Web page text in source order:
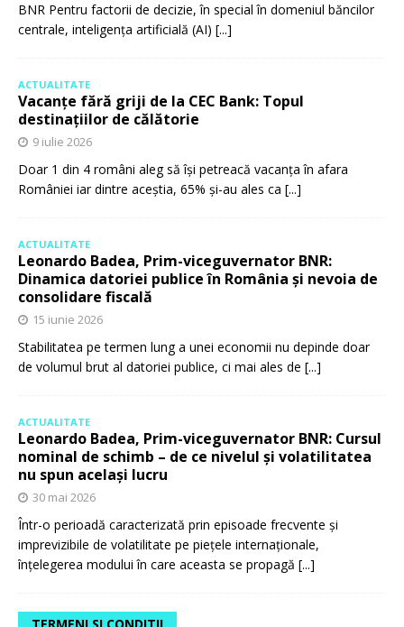
BNR Pentru factorii de decizie, în special în domeniul băncilor
centrale, inteligența artificială (AI) [...]
ACTUALITATE
Vacanțe fără griji de la CEC Bank: Topul
destinațiilor de călătorie
9 iulie 2026
Doar 1 din 4 români aleg să își petreacă vacanța în afara
României iar dintre aceștia, 65% și-au ales ca [...]
ACTUALITATE
Leonardo Badea, Prim-viceguvernator BNR:
Dinamica datoriei publice în România și nevoia de
consolidare fiscală
15 iunie 2026
Stabilitatea pe termen lung a unei economii nu depinde doar
de volumul brut al datoriei publice, ci mai ales de [...]
ACTUALITATE
Leonardo Badea, Prim-viceguvernator BNR: Cursul
nominal de schimb – de ce nivelul și volatilitatea
nu spun același lucru
30 mai 2026
Într-o perioadă caracterizată prin episoade frecvente și
imprevizibile de volatilitate pe piețele internaționale,
înțelegerea modului în care aceasta se propagă [...]